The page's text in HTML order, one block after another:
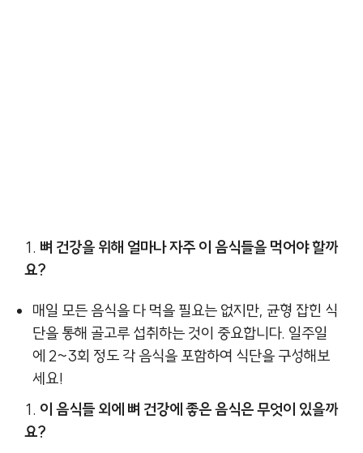
뼈 건강을 위해 얼마나 자주 이 음식들을 먹어야 할까
요?
매일 모든 음식을 다 먹을 필요는 없지만, 균형 잡힌 식
단을 통해 골고루 섭취하는 것이 중요합니다. 일주일
에 2~3회 정도 각 음식을 포함하여 식단을 구성해보
세요!
이 음식들 외에 뼈 건강에 좋은 음식은 무엇이 있을까
요?